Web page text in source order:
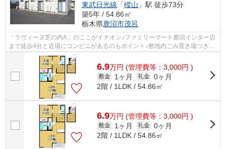
東武日光線 「樅山 」駅 徒歩73分
築5年 / 54.86㎡
栃木県鹿沼市茂呂
「ラヴィーヌ芝の内A」のここがイチオシ♪ファミリーマート鹿沼インター店
まで徒歩4分と近場にコンビニがあるのもポイント♪敷地内ごみ置き場つきの
物件は最近ますますポピュラーになっ...
6.9万円 (管理費等：3,000円 )
敷金 1ヶ月 礼金 0ヶ月
2階 / 1LDK / 54.86㎡
6.9万円 (管理費等：3,000円 )
敷金 1ヶ月 礼金 0ヶ月
2階 / 1LDK / 54.86㎡